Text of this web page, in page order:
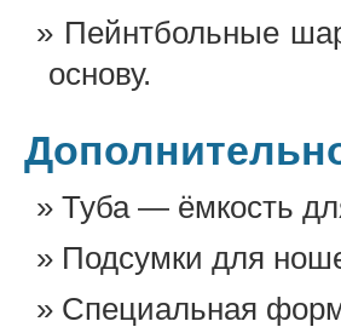
Пейнтбольные
основу.
Туба — ёмкость
Подсумки для
Специальная